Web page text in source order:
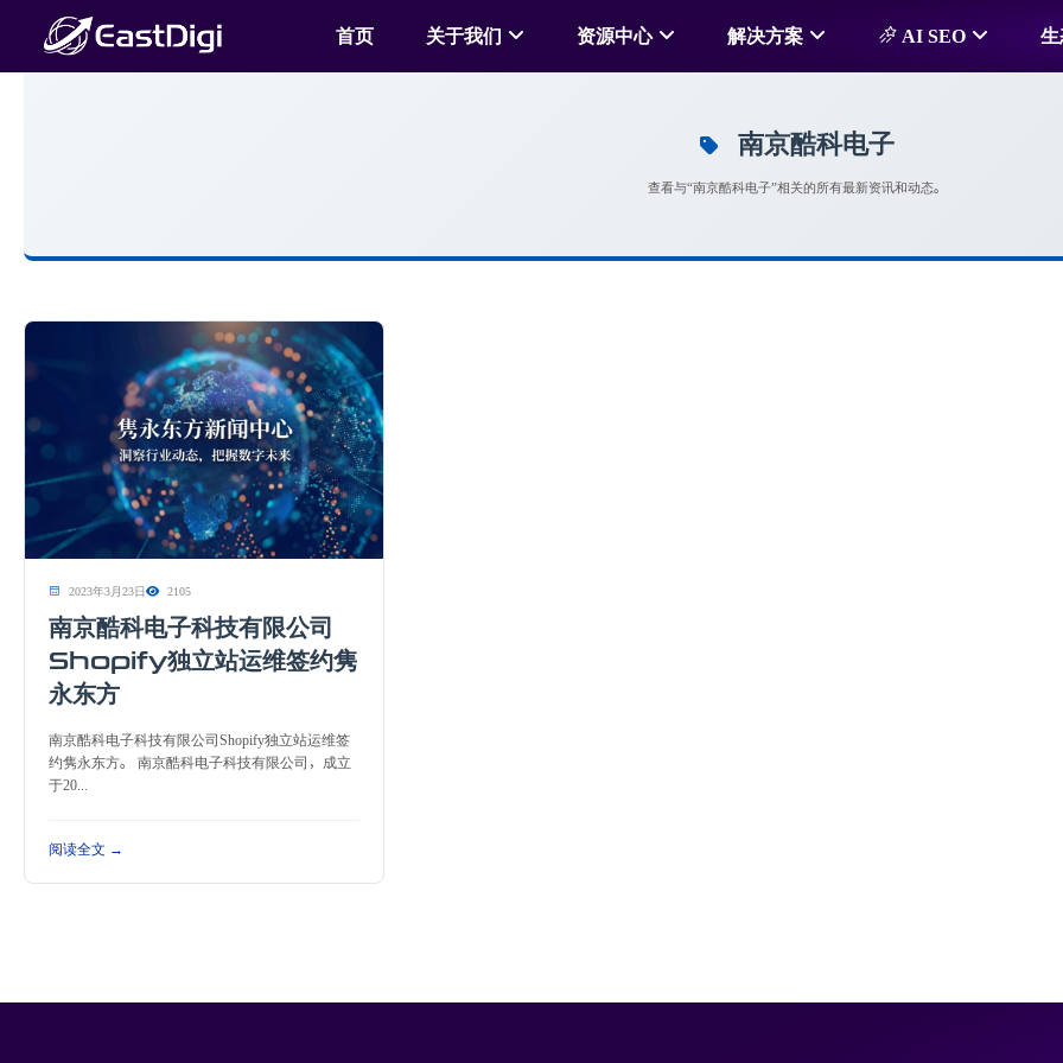
首页 关于我们 资源中心 解决方案 AI SEO 生
南京酷科电子
查看与“南京酷科电子”相关的所有最新资讯和动态。
2023年3月23日 2105
南京酷科电子科技有限公司
Shopify独立站运维签约隽
永东方
南京酷科电子科技有限公司Shopify独立站运维签
约隽永东方。 南京酷科电子科技有限公司，成立
于20...
阅读全文 →